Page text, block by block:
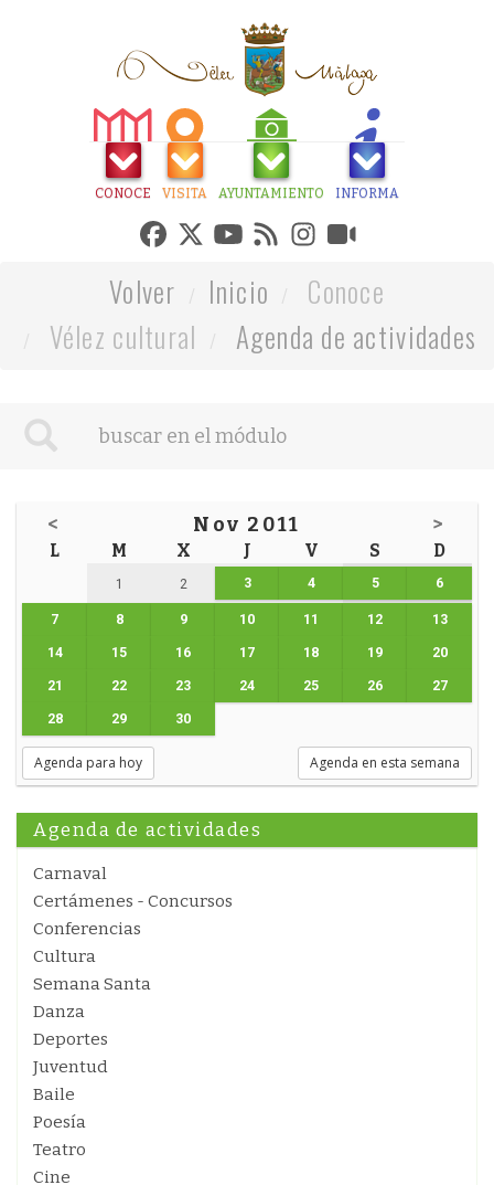
CONOCE VISITA AYUNTAMIENTO INFORMA
Volver Inicio
Conoce
Vélez cultural
Agenda de actividades
< Nov 2011 >
L M X J V S D
1 2 3 4 5 6
7 8 9 10 11 12 13
14 15 16 17 18 19 20
21 22 23 24 25 26 27
28 29 30
Agenda para hoy Agenda en esta semana
Agenda de actividades
Carnaval
Certámenes - Concursos
Conferencias
Cultura
Semana Santa
Danza
Deportes
Juventud
Baile
Poesía
Teatro
Cine